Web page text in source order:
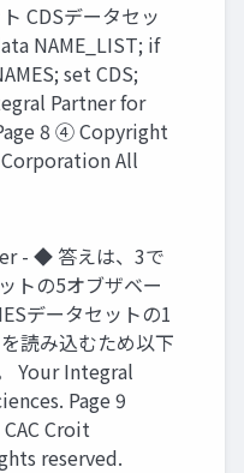
CDSデータセッ
NAME_LIST; if
set CDS;
Partner for
8 ④ Copyright
All
- ◆ 答えは、3で
トの5オブザベー
データセットの1
読み込むため以下
Your Integral
Page 9
Croit
reserved.